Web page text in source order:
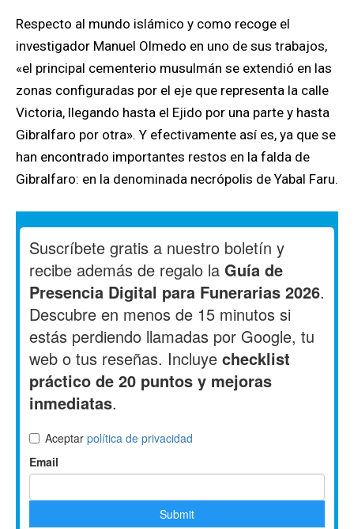
Respecto al mundo islámico y como recoge el
investigador Manuel Olmedo en uno de sus trabajos,
«el principal cementerio musulmán se extendió en las
zonas configuradas por el eje que representa la calle
Victoria, llegando hasta el Ejido por una parte y hasta
Gibralfaro por otra». Y efectivamente así es, ya que se
han encontrado importantes restos en la falda de
Gibralfaro: en la denominada necrópolis de Yabal Faru.